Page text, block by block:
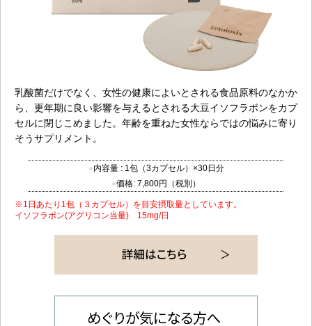
乳酸菌だけでなく、女性の健康によいとされる食品原料のなかか
ら、更年期に良い影響を与えるとされる大豆イソフラボンをカプ
セルに閉じこめました。年齢を重ねた女性ならではの悩みに寄り
そうサプリメント。
内容量 : 1包（3カプセル）×30日分
価格: 7,800円（税別）
※1日あたり1包（３カプセル）を目安摂取量としています。
イソフラボン(アグリコン当量) 15mg/日